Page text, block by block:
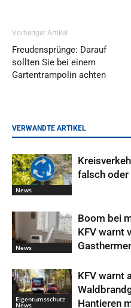
Vorheriger Artikel
Freudensprünge: Darauf
sollten Sie bei einem
Gartentrampolin achten
VERWANDTE ARTIKEL
News
falsch oder
News
Boom bei
KFV warnt
Eigentumsschutz
News
KFV warnt
Hantieren